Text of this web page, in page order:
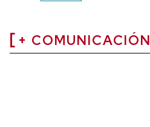
+ COMUNICACIÓN